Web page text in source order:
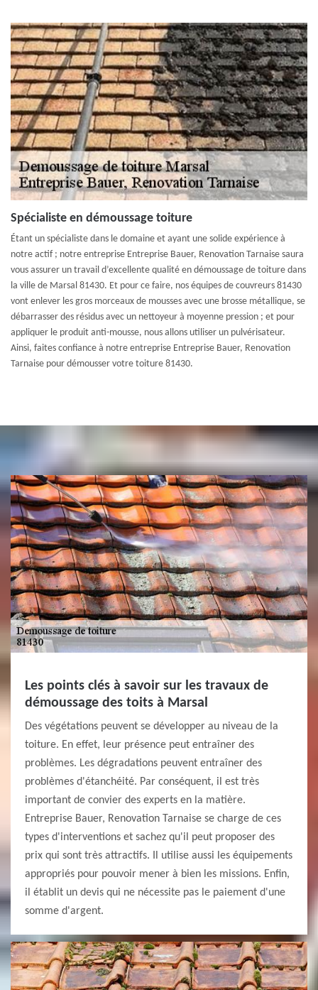
Spécialiste en démoussage toiture
Étant un spécialiste dans le domaine et ayant une solide expérience à
notre actif ; notre entreprise Entreprise Bauer, Renovation Tarnaise saura
vous assurer un travail d’excellente qualité en démoussage de toiture dans
la ville de Marsal 81430. Et pour ce faire, nos équipes de couvreurs 81430
vont enlever les gros morceaux de mousses avec une brosse métallique, se
débarrasser des résidus avec un nettoyeur à moyenne pression ; et pour
appliquer le produit anti-mousse, nous allons utiliser un pulvérisateur.
Ainsi, faites confiance à notre entreprise Entreprise Bauer, Renovation
Tarnaise pour démousser votre toiture 81430.
Les points clés à savoir sur les travaux de
démoussage des toits à Marsal
Des végétations peuvent se développer au niveau de la
toiture. En effet, leur présence peut entraîner des
problèmes. Les dégradations peuvent entraîner des
problèmes d'étanchéité. Par conséquent, il est très
important de convier des experts en la matière.
Entreprise Bauer, Renovation Tarnaise se charge de ces
types d'interventions et sachez qu'il peut proposer des
prix qui sont très attractifs. Il utilise aussi les équipements
appropriés pour pouvoir mener à bien les missions. Enfin,
il établit un devis qui ne nécessite pas le paiement d'une
somme d'argent.